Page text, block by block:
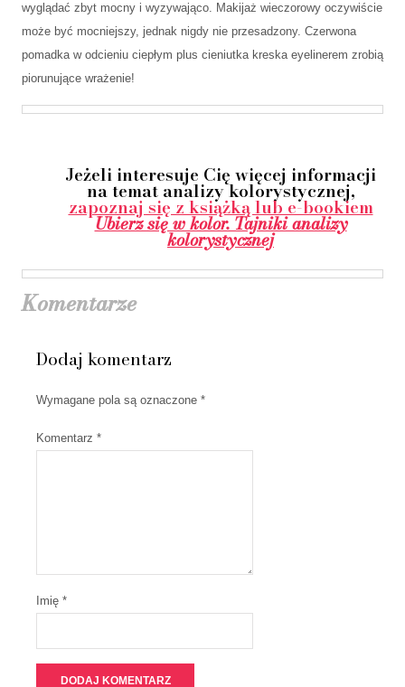
wyglądać zbyt mocny i wyzywająco. Makijaż wieczorowy oczywiście
może być mocniejszy, jednak nigdy nie przesadzony. Czerwona
pomadka w odcieniu ciepłym plus cieniutka kreska eyelinerem zrobią
piorunujące wrażenie!
Jeżeli interesuje Cię więcej informacji
na temat analizy kolorystycznej,
zapoznaj się z książką lub e-bookiem
Ubierz się w kolor. Tajniki analizy
kolorystycznej
Komentarze
Dodaj komentarz
Wymagane pola są oznaczone *
Komentarz *
Imię *